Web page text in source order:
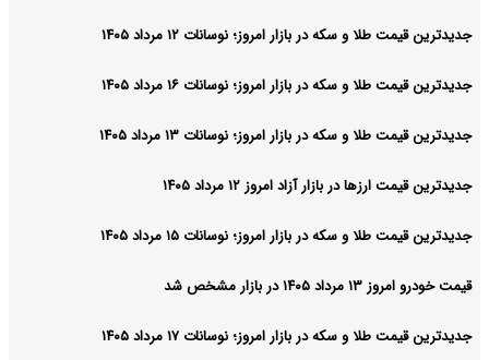
جدیدترین قیمت طلا و سکه در بازار امروز؛ نوسانات ۱۲ مرداد ۱۴۰۵
جدیدترین قیمت طلا و سکه در بازار امروز؛ نوسانات ۱۶ مرداد ۱۴۰۵
جدیدترین قیمت طلا و سکه در بازار امروز؛ نوسانات ۱۳ مرداد ۱۴۰۵
جدیدترین قیمت ارزها در بازار آزاد امروز ۱۲ مرداد ۱۴۰۵
جدیدترین قیمت طلا و سکه در بازار امروز؛ نوسانات ۱۵ مرداد ۱۴۰۵
قیمت خودرو امروز ۱۳ مرداد ۱۴۰۵ در بازار مشخص شد
جدیدترین قیمت طلا و سکه در بازار امروز؛ نوسانات ۱۷ مرداد ۱۴۰۵